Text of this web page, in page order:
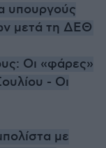
υπουργούς
μετά τη ΔΕΘ
Οι «φάρες»
- Οι
με